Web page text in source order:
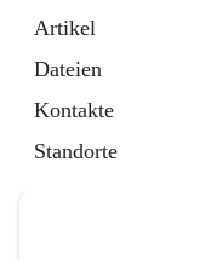
Artikel
Dateien
Kontakte
Standorte